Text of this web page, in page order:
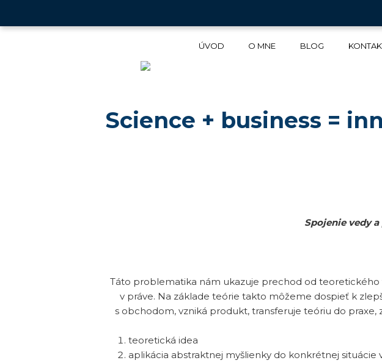
ÚVOD O MNE BLOG
Science + business =
Spojenie vedy
Táto problematika nám ukazuje prechod od teoretického
v práve. Na základe teórie takto môžeme dospieť k
s obchodom, vzniká produkt, transferuje teóriu do praxe,
teoretická idea
aplikácia abstraktnej myšlienky do konkrétnej situácie